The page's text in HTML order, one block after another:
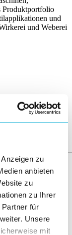
zu
anbieten
zu
zu Ihrer
für
Unsere
mit
Produktportfolio
und
und Weberei